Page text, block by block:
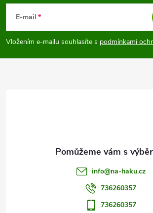
p
a
E-mail
Vložením e-mailu souhlasíte s podmínkami
info@na-haku.cz
736260357
736260357